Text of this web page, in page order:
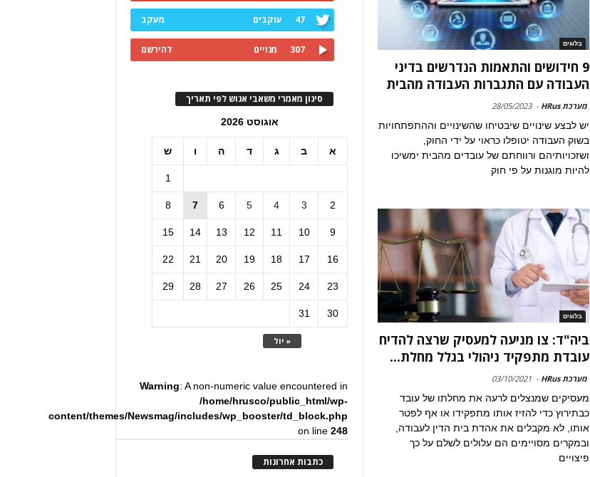
בלוגים
9 חידושים והתאמות הנדרשים בדיני
העבודה עם התגברות העבודה מהבית
מערכת HRus -
28/05/2023
יש לבצע שינויים שיבטיחו שהשינויים וההתפתחויות
בשוק העבודה יטופלו כראוי על ידי החוק,
ושזכויותיהם ורווחתם של עובדים מהבית ימשיכו
להיות מוגנות על פי חוק
בלוגים
ביה"ד: צו מניעה למעסיק שרצה להדיח
עובדת מתפקיד ניהולי בגלל מחלת...
מערכת HRus -
03/10/2021
מעסיקים שמנצלים לרעה את מחלתו של עובד
כבתירוץ כדי להזיז אותו מתפקידו או אף לפטר
אותו, לא מקבלים את אהדת בית הדין לעבודה,
ובמקרים מסויימים הם עלולים לשלם על כך
פיצויים
47 עוקבים מעקב
307 מנויים להירשם
סינון מאמרי משאבי אנוש לפי תאריך
אוגוסט 2026
א ב ג ד ה ו ש
« יול
1
2
3
4
5
6
7
8
9
10
11
12
13
14
15
16
17
18
19
20
21
22
23
24
25
26
27
28
29
30
31
Warning: A non-numeric value encountered in
/home/hrusco/public_html/wp-
content/themes/Newsmag/includes/wp_booster/td_block.php
on line248
כתבות אחרונות